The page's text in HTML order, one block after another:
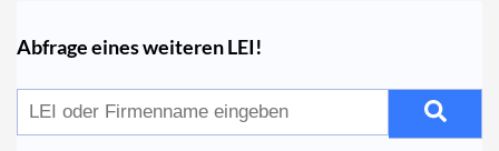
Abfrage eines weiteren LEI!